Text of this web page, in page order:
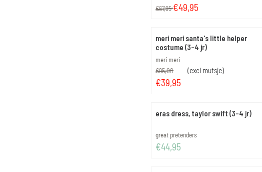
Van 67,95 voor 49,95
€67,95€49,95
meri meri santa's little helper
costume (3-4 jr)
Merk:
meri meri
Van 95,00 voor 39,95
€95,00
€39,95
(excl mutsje)
eras dress, taylor swift (3-4 jr)
Merk:
great pretenders
Prijs: 44,95
€44,95